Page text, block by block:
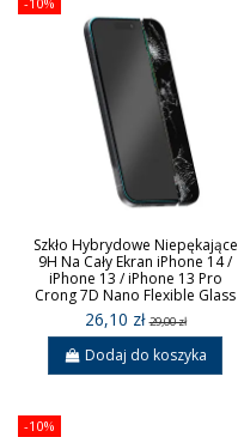
Szkło Hybrydowe Niepękające
9H Na Cały Ekran iPhone 14 /
iPhone 13 / iPhone 13 Pro
Crong 7D Nano Flexible Glass
26,10 zł29,00 zł
Dodaj do koszyka
-10%